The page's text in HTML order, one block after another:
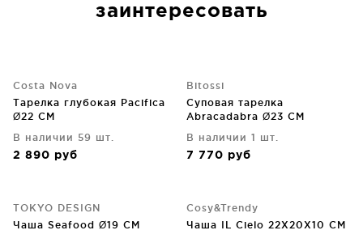
заинтересовать
Costa Nova
Тарелка глубокая Pacifica
Ø22 CM
В наличии 59 шт.
2 890 руб
Bitossi
Суповая тарелка
Abracadabra Ø23 CM
В наличии 1 шт.
7 770 руб
TOKYO DESIGN
Чаша Seafood Ø19 CM
Cosy&Trendy
Чаша IL Cielo 22X20X10 CM